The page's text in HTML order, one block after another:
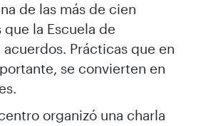
de las más de cien
la Escuela de
Prácticas que en
se convierten en
organizó una charla